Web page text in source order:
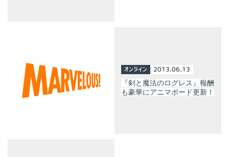
オンライン 2013.06.13
『剣と魔法のログレス』報酬
も豪華にアニマボード更新！